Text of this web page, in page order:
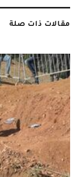
مقالات ذات صلة